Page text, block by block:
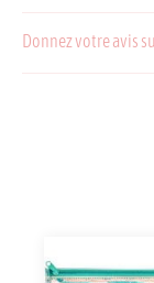
Donnez votre avis